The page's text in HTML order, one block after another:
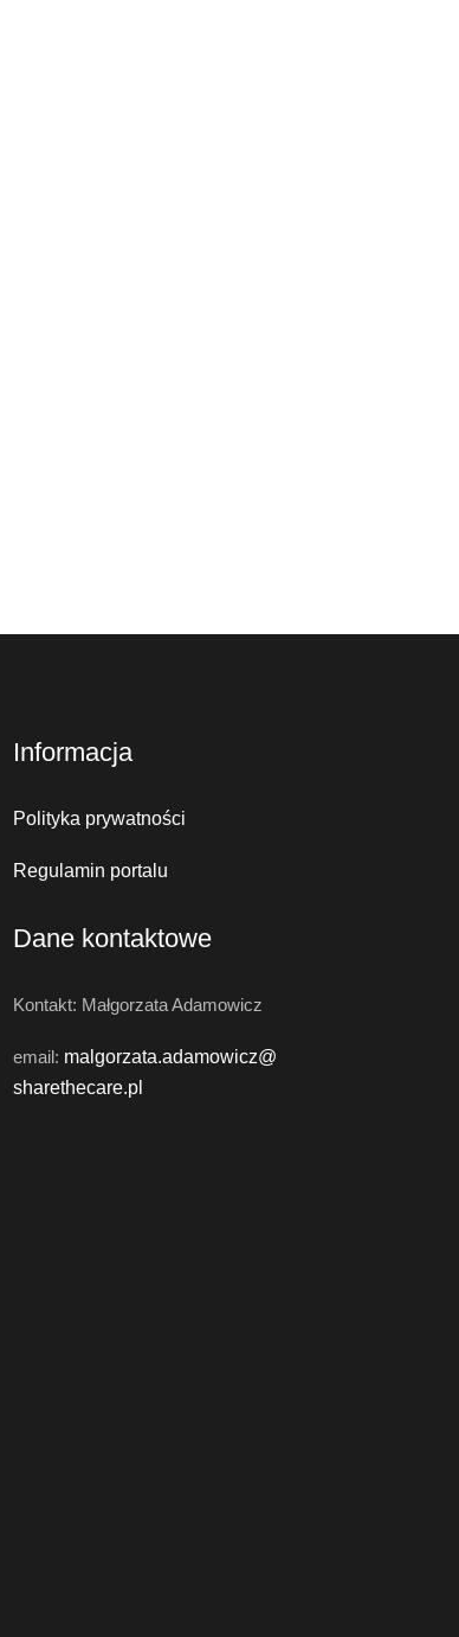
Informacja
Polityka prywatności
Regulamin portalu
Dane kontaktowe
Kontakt: Małgorzata Adamowicz
email: malgorzata.adamowicz@
sharethecare.pl